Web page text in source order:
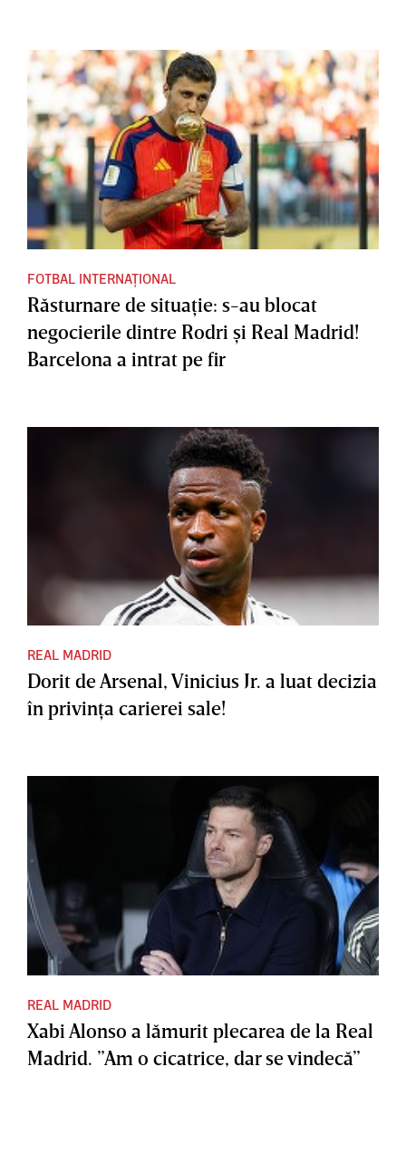
FOTBAL INTERNAȚIONAL
Răsturnare de situaţie: s-au blocat
negocierile dintre Rodri şi Real Madrid!
Barcelona a intrat pe fir
REAL MADRID
Dorit de Arsenal, Vinicius Jr. a luat decizia
în privinţa carierei sale!
REAL MADRID
Xabi Alonso a lămurit plecarea de la Real
Madrid. ”Am o cicatrice, dar se vindecă”